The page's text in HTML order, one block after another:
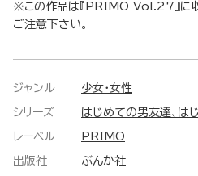
※この作品は『PRIMO Vol.27』に
ご注意下さい。
ジャンル 少女・女性
シリーズ はじめての男友達、は
レーベル PRIMO
出版社 ぶんか社